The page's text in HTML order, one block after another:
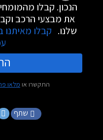
הנכון. קבלו
את מבצעי הרכב
שלנו. קבלו
התקשרו או מלאו
שתף